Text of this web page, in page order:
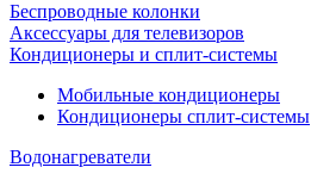
Беспроводные колонки
Аксессуары для телевизоров
Кондиционеры и сплит-системы
Мобильные кондиционеры
Кондиционеры сплит-системы
Водонагреватели